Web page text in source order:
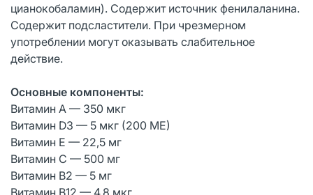
цианокобаламин). Содержит источник фенилаланина.
Содержит подсластители. При чрезмерном
употреблении могут оказывать слабительное
действие.
Основные компоненты:
Витамин А — 350 мкг
Витамин D3 — 5 мкг (200 МЕ)
Витамин Е — 22,5 мг
Витамин С — 500 мг
Витамин В2 — 5 мг
Витамин В12 — 4,8 мкг